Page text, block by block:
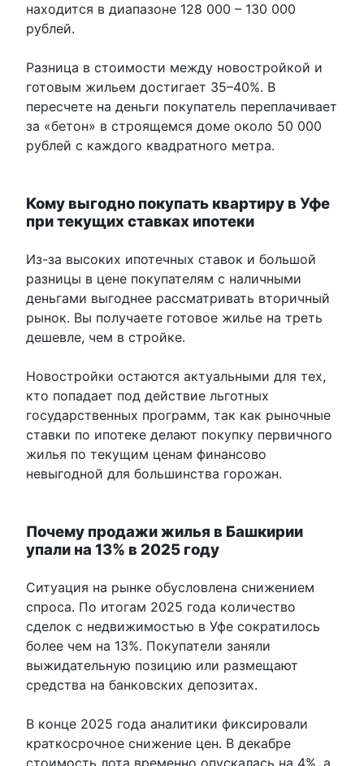
находится в диапазоне 128 000 – 130 000
рублей.
Разница в стоимости между новостройкой и
готовым жильем достигает 35–40%. В
пересчете на деньги покупатель переплачивает
за «бетон» в строящемся доме около 50 000
рублей с каждого квадратного метра.
Кому выгодно покупать квартиру в Уфе
при текущих ставках ипотеки
Из-за высоких ипотечных ставок и большой
разницы в цене покупателям с наличными
деньгами выгоднее рассматривать вторичный
рынок. Вы получаете готовое жилье на треть
дешевле, чем в стройке.
Новостройки остаются актуальными для тех,
кто попадает под действие льготных
государственных программ, так как рыночные
ставки по ипотеке делают покупку первичного
жилья по текущим ценам финансово
невыгодной для большинства горожан.
Почему продажи жилья в Башкирии
упали на 13% в 2025 году
Ситуация на рынке обусловлена снижением
спроса. По итогам 2025 года количество
сделок с недвижимостью в Уфе сократилось
более чем на 13%. Покупатели заняли
выжидательную позицию или размещают
средства на банковских депозитах.
В конце 2025 года аналитики фиксировали
краткосрочное снижение цен. В декабре